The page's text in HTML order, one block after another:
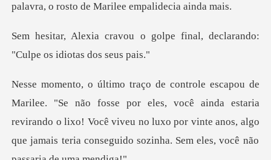
palavra, o rosto
golpe final, declarando:
"Cul
les, você ainda estaria
revirando o lixo! Você viveu no luxo por vinte anos, algo